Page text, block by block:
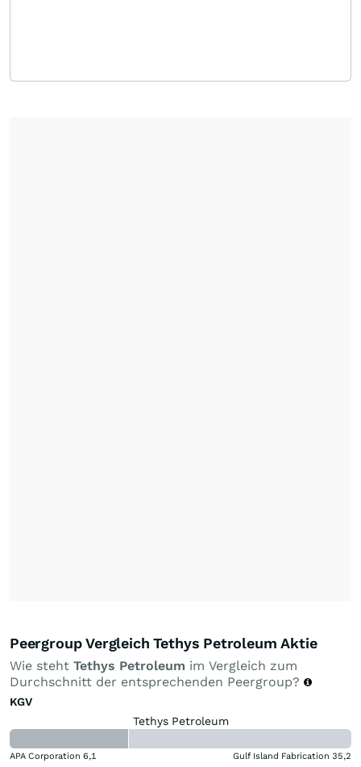
Peergroup Vergleich Tethys Petroleum Aktie
Wie steht Tethys Petroleum im Vergleich zum
Durchschnitt der entsprechenden Peergroup?
KGV
Tethys Petroleum
APA Corporation 6,1 Gulf Island Fabrication 35,2